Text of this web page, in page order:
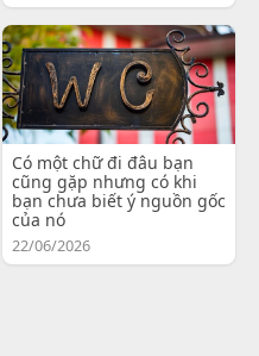
Có một chữ đi đâu bạn
cũng gặp nhưng có khi
bạn chưa biết ý nguồn gốc
của nó
22/06/2026